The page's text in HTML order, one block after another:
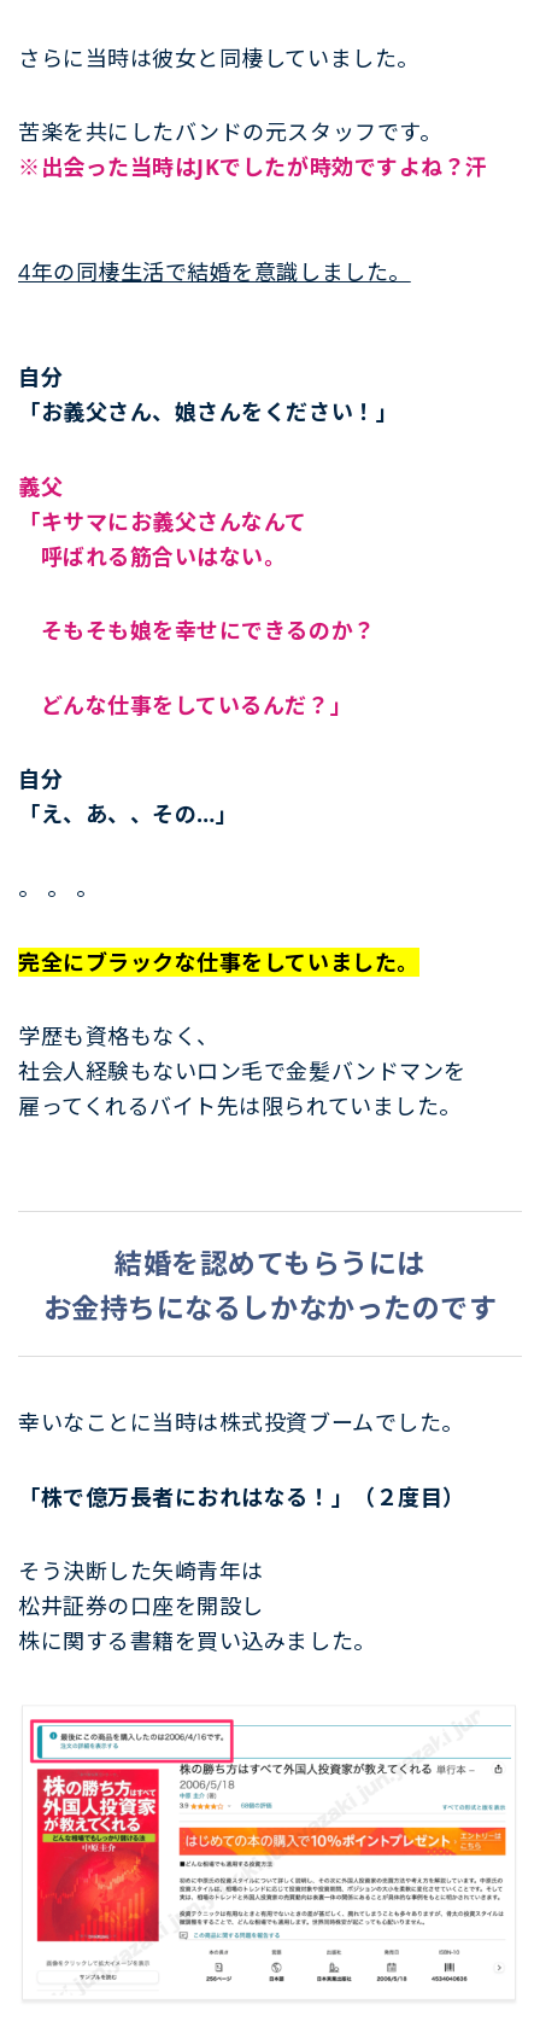
さらに当時は彼女と同棲していました。
苦楽を共にしたバンドの元スタッフです。
※出会った当時はJKでしたが時効ですよね？汗
4年の同棲生活で結婚を意識しました。
自分
「お義父さん、娘さんをください！」
義父
「キサマにお義父さんなんて
呼ばれる筋合いはない。
そもそも娘を幸せにできるのか？
どんな仕事をしているんだ？」
自分
「え、あ、、その…」
。 。 。
完全にブラックな仕事をしていました。
学歴も資格もなく、
社会人経験もないロン毛で金髪バンドマンを
雇ってくれるバイト先は限られていました。
結婚を認めてもらうには
お金持ちになるしかなかったのです
幸いなことに当時は株式投資ブームでした。
「株で億万長者におれはなる！」（２度目）
そう決断した矢崎青年は
松井証券の口座を開設し
株に関する書籍を買い込みました。